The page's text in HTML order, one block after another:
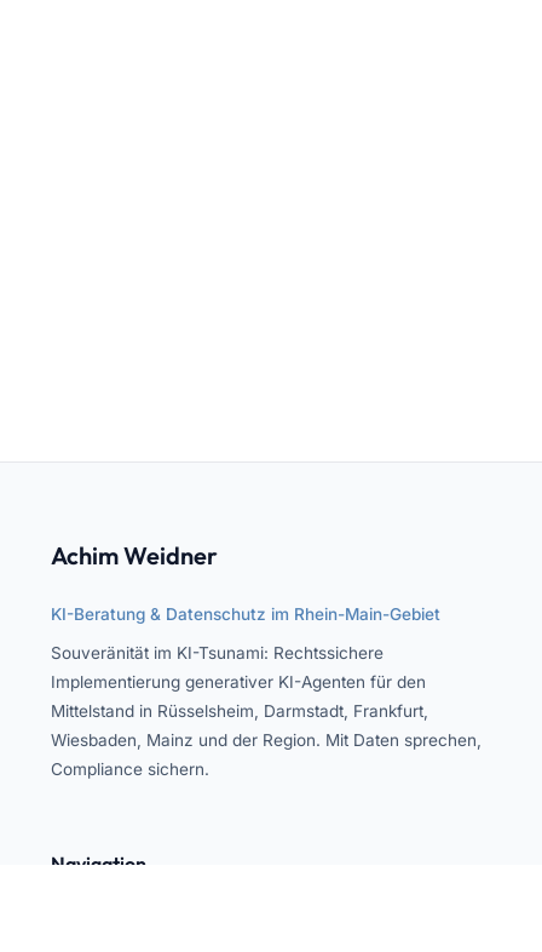
Achim Weidner
KI-Beratung & Datenschutz im Rhein-Main-Gebiet
Souveränität im KI-Tsunami: Rechtssichere
Implementierung generativer KI-Agenten für den
Mittelstand in Rüsselsheim, Darmstadt, Frankfurt,
Wiesbaden, Mainz und der Region. Mit Daten sprechen,
Compliance sichern.
Navigation